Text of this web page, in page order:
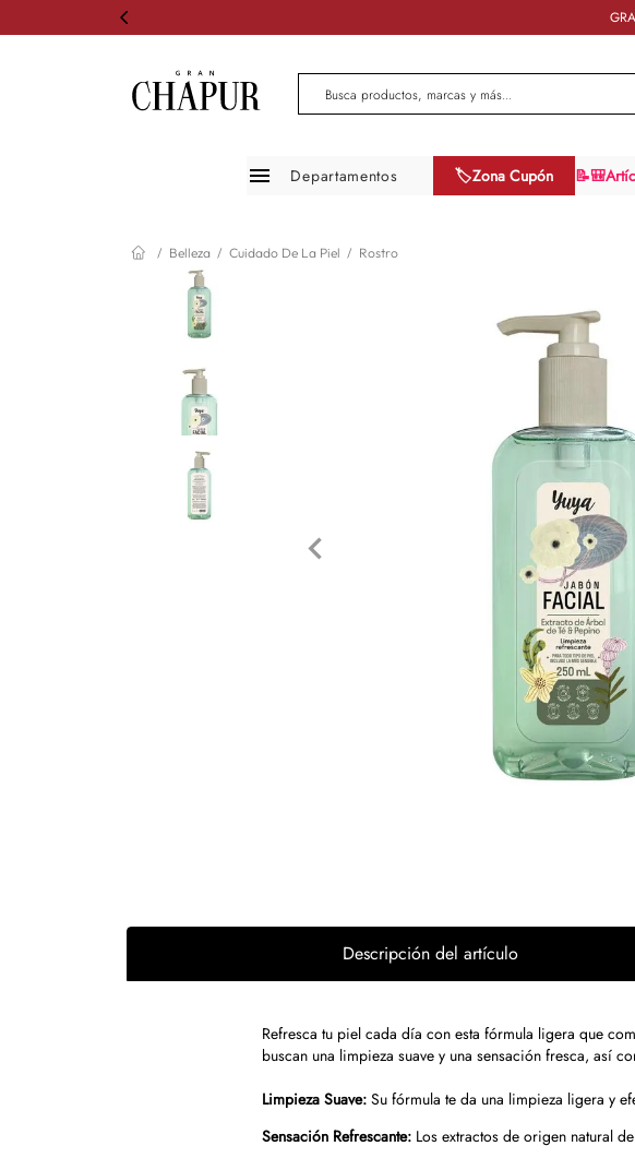
Busca productos, marcas y más...
Departamentos
Moda hombre
Tecnología
🏷️Zona Cupón
Belleza Cuidado De La Piel Rostro
Descripción del artículo
Refresca tu piel cada día con esta fórmula ligera que
buscan una limpieza suave y una sensación fresca, así
Limpieza Suave: Su fórmula te da una limpieza ligera y
Sensación Refrescante: Los extractos de origen natural